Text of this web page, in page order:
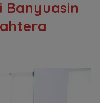
Banyuasin